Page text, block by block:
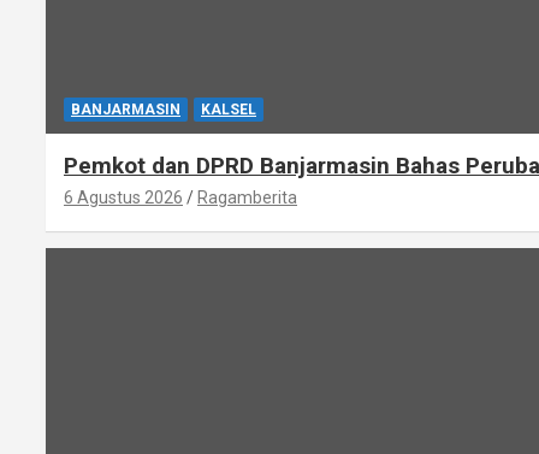
BANJARMASIN KALSEL
Pemkot dan DPRD Banjarmasin Bahas
6 Agustus 2026 Ragamberita